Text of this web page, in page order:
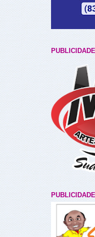
PUBLICIDADE
PUBLICIDADE